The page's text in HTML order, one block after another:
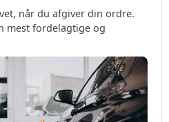
når du afgiver din ordre.
mest fordelagtige og